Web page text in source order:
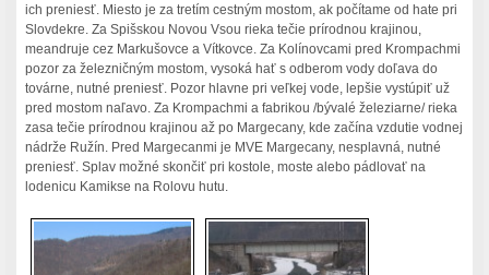
ich preniesť. Miesto je za tretím cestným mostom, ak počítame od hate pri
Slovdekre. Za Spišskou Novou Vsou rieka tečie prírodnou krajinou,
meandruje cez Markušovce a Vítkovce. Za Kolínovcami pred Krompachmi
pozor za železničným mostom, vysoká hať s odberom vody doľava do
továrne, nutné preniesť. Pozor hlavne pri veľkej vode, lepšie vystúpiť už
pred mostom naľavo. Za Krompachmi a fabrikou /bývalé železiarne/ rieka
zasa tečie prírodnou krajinou až po Margecany, kde začína vzdutie vodnej
nádrže Ružín. Pred Margecanmi je MVE Margecany, nesplavná, nutné
preniesť. Splav možné skončiť pri kostole, moste alebo pádlovať na
lodenicu Kamikse na Rolovu hutu.